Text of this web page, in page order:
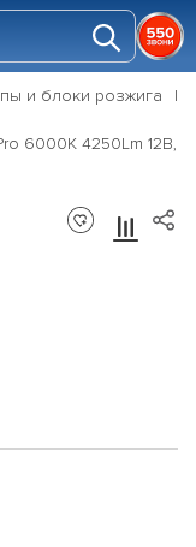
и блоки розжига
6000K 4250Lm 12В,